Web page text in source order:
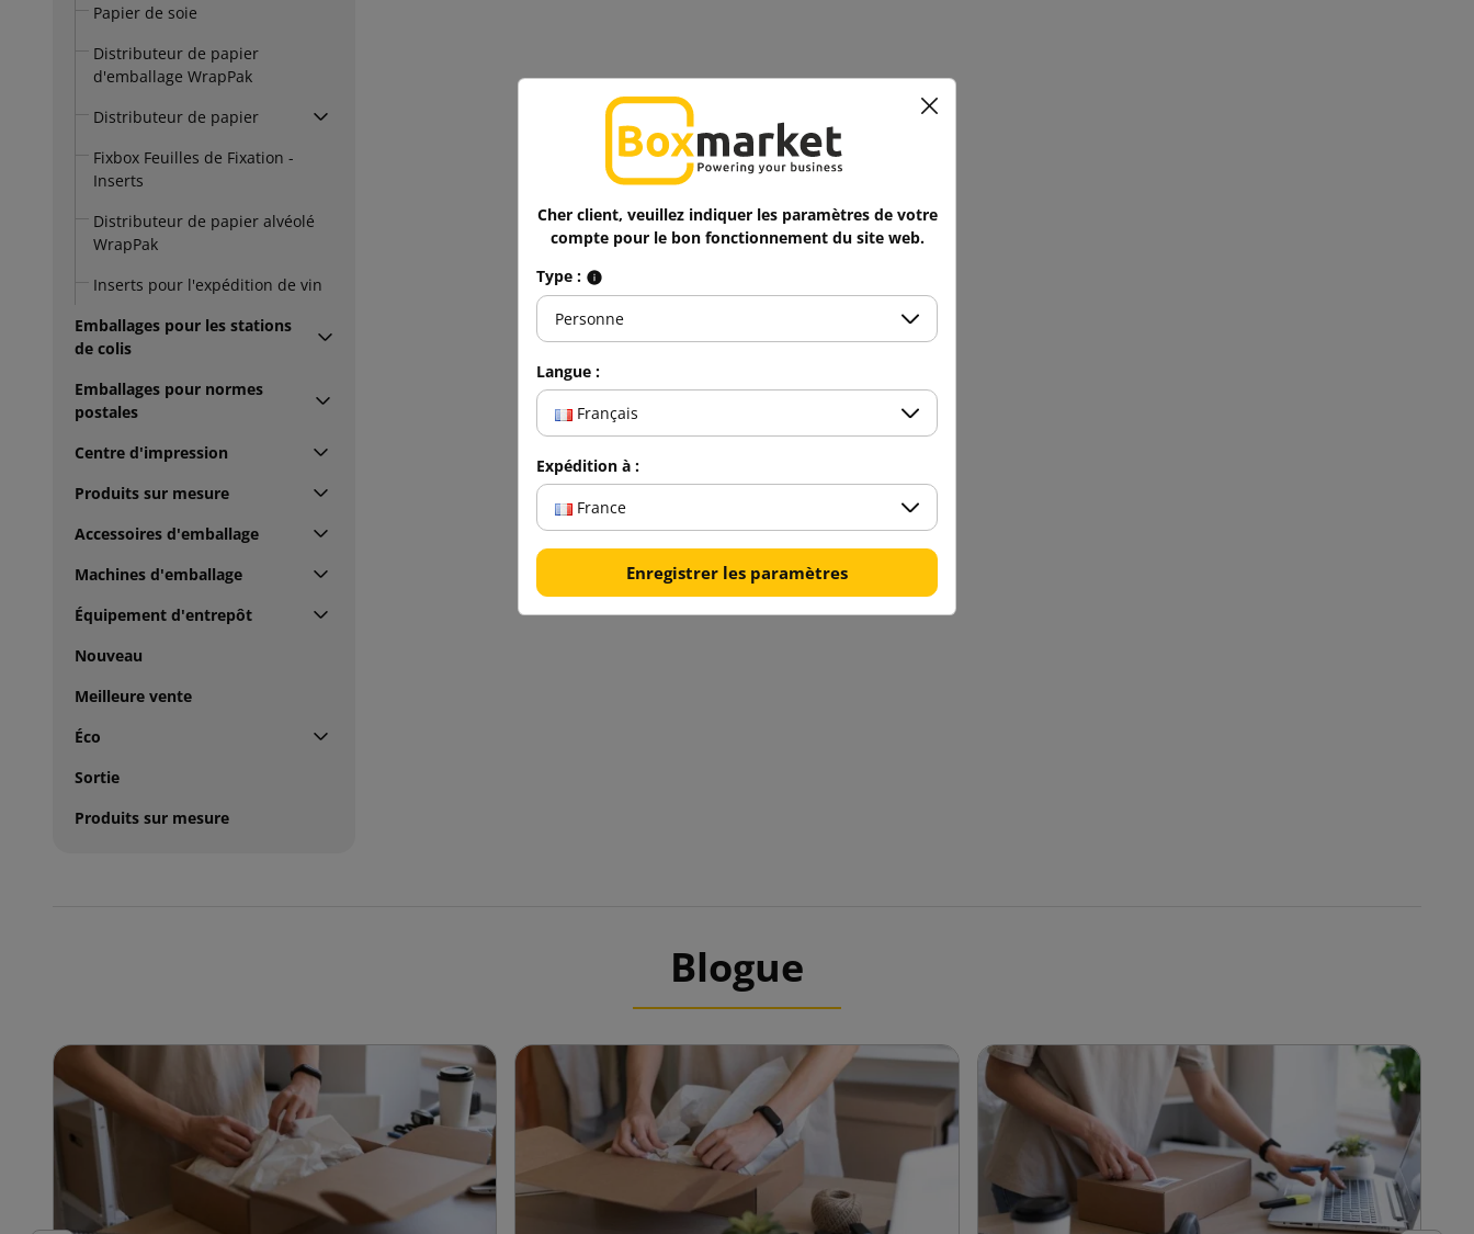
Papier de soie
Distributeur de papier
d'emballage WrapPak
Distributeur de papier
Fixbox Feuilles de Fixation -
Inserts
Distributeur de papier alvéolé
WrapPak
Inserts pour l'expédition de vin
Emballages pour les stations
de colis
Emballages pour normes
postales
Centre d'impression
Produits sur mesure
Accessoires d'emballage
Machines d'emballage
Équipement d'entrepôt
Nouveau
Meilleure vente
Éco
Sortie
Produits sur mesure
Blogue
Cher client, veuillez indiquer les paramètres de votre
compte pour le bon fonctionnement du site web.
Type :
Personne
Langue :
Français
Expédition à :
France
Enregistrer les paramètres